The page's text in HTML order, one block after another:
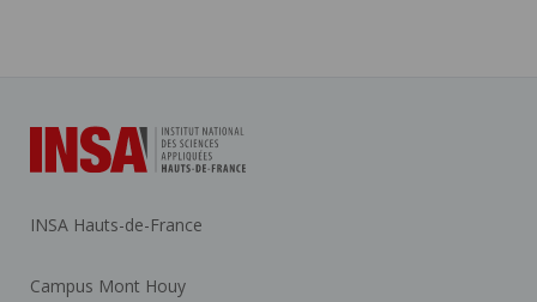
INSA Hauts-de-France
Campus Mont Houy